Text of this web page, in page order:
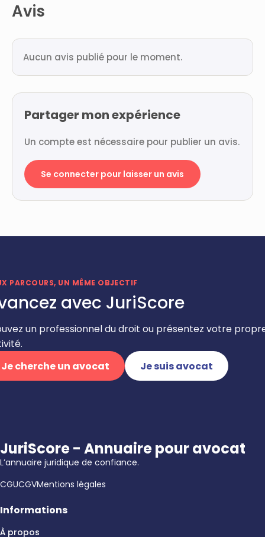
Avis
Aucun avis publié pour le moment.
Partager mon expérience
Un compte est nécessaire pour publier un avis.
Se connecter pour laisser un avis
PARCOURS, UN MÊME OBJECTIF
avec JuriScore
un professionnel du droit ou présentez votre
Je cherche un avocat
Je suis avocat
JuriScore - Annuaire pour avocat
L’annuaire juridique de confiance.
CGUCGVMentions légales
Informations
À propos